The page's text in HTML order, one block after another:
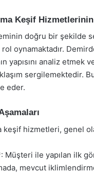
Keşif
doğru bir şekilde
oynamaktadır.
yapısını analiz
sergilemektedir.
eder.
keşif hizmetleri, genel
Müşteri ile yapılan ilk
mevcut